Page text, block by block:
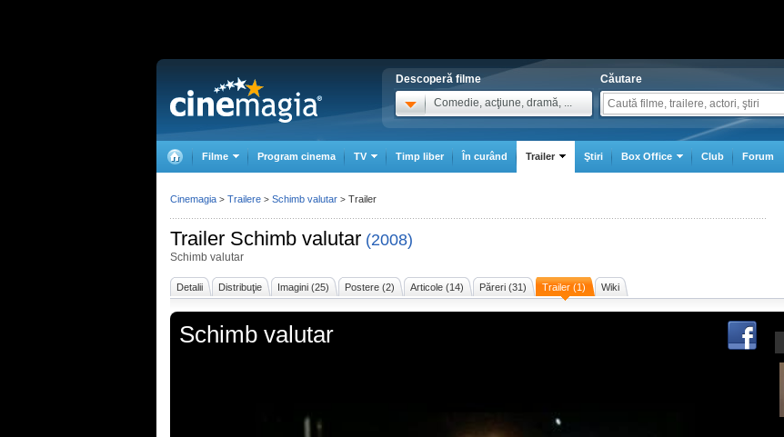
Descoperă filme
Comedie, acţiune, dramă, ...
Căutare
Filme Program cinema TV Timp liber În curând Trailer Ştiri Box Office Club Forum
Trailer Schimb valutar (2008)
Schimb valutar
Detalii Distribuţie Imagini (25) Postere (2) Articole (14) Păreri (31) Trailer (1) Wiki
Schimb valutar
Cinemagia > Trailere > Schimb valutar > Trailer